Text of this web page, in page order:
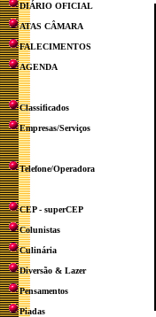
DIÁRIO OFICIAL
ATAS CÂMARA
FALECIMENTOS
AGENDA
Classificados
Empresas/Serviços
Telefone/Operadora
CEP - superCEP
Colunistas
Culinária
Diversão & Lazer
Pensamentos
Piadas